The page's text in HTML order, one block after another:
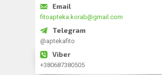
fitoapteka.korab@gmail.com
@aptekafito
+380687380505